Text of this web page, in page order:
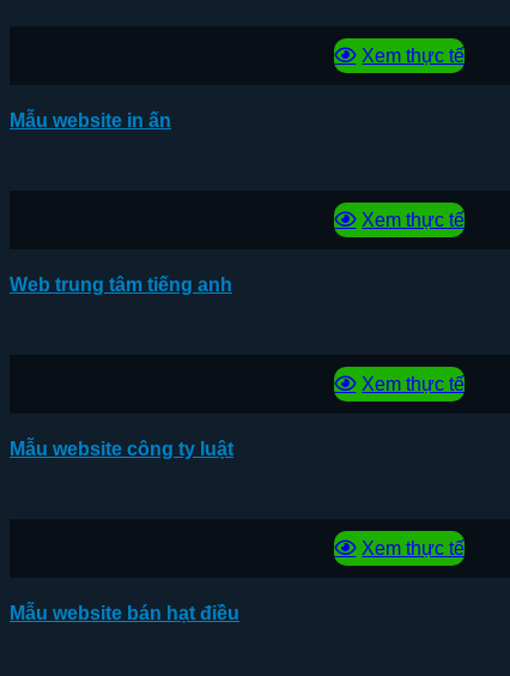
Xem thực tế
Mẫu website in ấn
Xem thực tế
Web trung tâm tiếng anh
Xem thực tế
Mẫu website công ty luật
Xem thực tế
Mẫu website bán hạt điều